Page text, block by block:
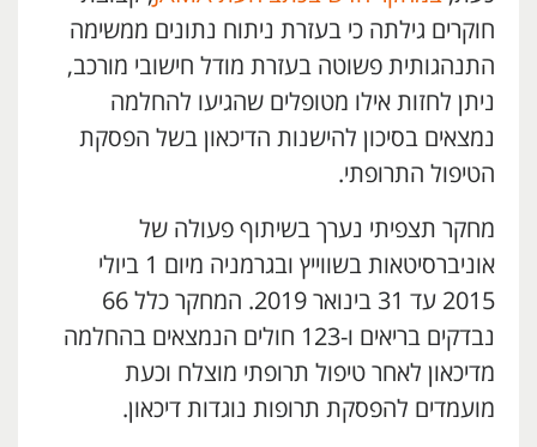
חוקרים גילתה כי בעזרת ניתוח נתונים ממשימה
התנהגותית פשוטה בעזרת מודל חישובי מורכב,
ניתן לחזות אילו מטופלים שהגיעו להחלמה
נמצאים בסיכון להישנות הדיכאון בשל הפסקת
הטיפול התרופתי.
מחקר תצפיתי נערך בשיתוף פעולה של
אוניברסיטאות בשווייץ ובגרמניה מיום 1 ביולי
2015 עד 31 בינואר 2019. המחקר כלל 66
נבדקים בריאים ו-123 חולים הנמצאים בהחלמה
מדיכאון לאחר טיפול תרופתי מוצלח וכעת
מועמדים להפסקת תרופות נוגדות דיכאון.